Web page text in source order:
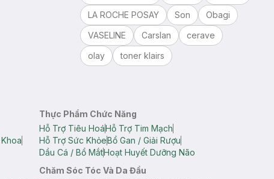
LA ROCHE POSAY
Son
Obagi
VASELINE
Carslan
cerave
olay
toner klairs
Thực Phẩm Chức Năng
Hỗ Trợ Tiêu HoáHỗ Trợ Tim Mạch
Hỗ Trợ Sức KhỏeBổ Gan / Giải Rượu
Dầu Cá / Bổ MắtHoạt Huyết Dưỡng Não
Chăm Sóc Tóc Và Da Đầu